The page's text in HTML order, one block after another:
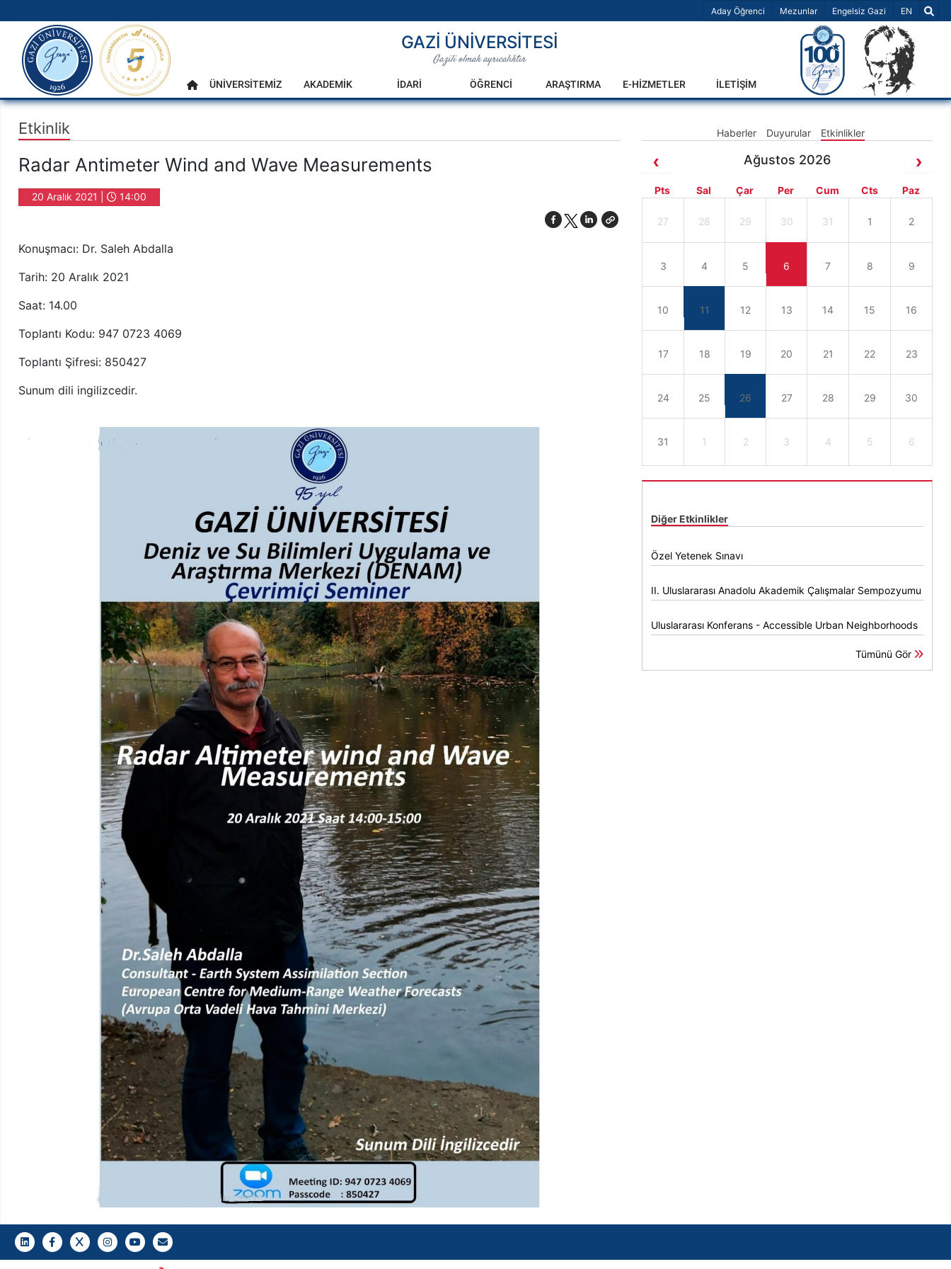
Aday Öğrenci Mezunlar Engelsiz Gazi Dil Seçiniz
EN
Ana Menü
gazi.edu.tr
GAZİ ÜNİVERSİTESİ
Gazili olmak ayrıcalıktır
Anasayfa
ÜNİVERSİTEMİZ AKADEMİK İDARİ ÖĞRENCİ ARAŞTIRMA E-HİZMETLER İLETİŞİM
Etkinlik Haberler Duyurular Etkinlikler
Radar Antimeter Wind and Wave Measurements
20 Aralık 2021 | 14:00
Konuşmacı: Dr. Saleh Abdalla
Tarih: 20 Aralık 2021
Saat: 14.00
Toplantı Kodu: 947 0723 4069
Toplantı Şifresi: 850427
Sunum dili ingilizcedir.
Ağustos 2026
Pts Sal Çar Per Cum Cts Paz
27 28 29 30 31 1 2
3 4 5 6 7 8 9
10 11 12 13 14 15 16
17 18 19 20 21 22 23
24 25 26 27 28 29 30
31 1 2 3 4 5 6
Diğer Etkinlikler
Özel Yetenek Sınavı
II. Uluslararası Anadolu Akademik Çalışmalar Sempozyumu
Uluslararası Konferans - Accessible Urban Neighborhoods
Tümünü Gör
LinkedInFacebookTwitterInstagramYoutubeGazi E-Mail